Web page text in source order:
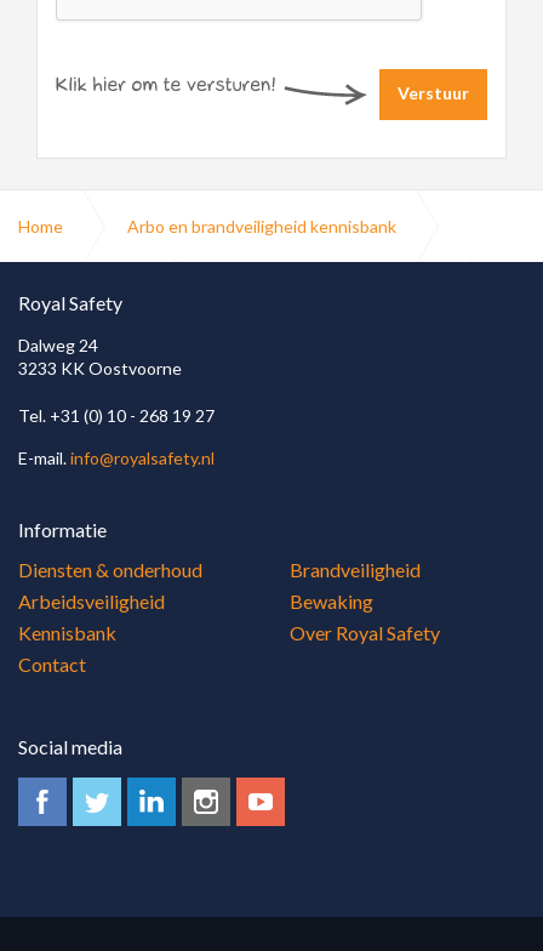
Verstuur
Home Arbo en brandveiligheid kennisbank
Brandbeveiliging
Brandvertragend impregneren gordijnen
Royal Safety
Dalweg 24
3233 KK Oostvoorne
Tel. +31 (0) 10 - 268 19 27
E-mail.info@royalsafety.nl
Informatie
Diensten & onderhoud
Brandveiligheid
Arbeidsveiligheid
Bewaking
Kennisbank
Over Royal Safety
Contact
Social media